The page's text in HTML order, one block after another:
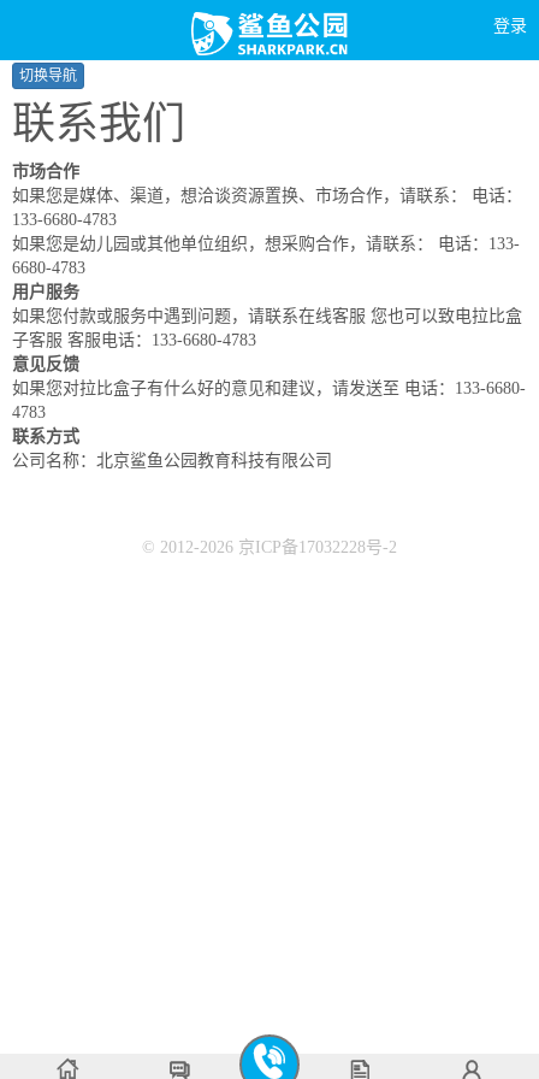
登录
切换导航
联系我们
市场合作
如果您是媒体、渠道，想洽谈资源置换、市场合作，请联系： 电话：
133-6680-4783
如果您是幼儿园或其他单位组织，想采购合作，请联系： 电话：133-
6680-4783
用户服务
如果您付款或服务中遇到问题，请联系在线客服 您也可以致电拉比盒
子客服 客服电话：133-6680-4783
意见反馈
如果您对拉比盒子有什么好的意见和建议，请发送至 电话：133-6680-
4783
联系方式
公司名称：北京鲨鱼公园教育科技有限公司
© 2012-2026 京ICP备17032228号-2